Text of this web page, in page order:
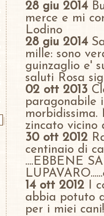
28 giu 2014
merce e mi
Lodino
28 giu 2014
mille: sono
guinzaglio e'
saluti Rosa
02 ott 2013
paragonabile
zincato vicino
30 ott 2012
centinaio di
....EBBENE
14 ott 2012 I
abbia potuto
per i miei cani!